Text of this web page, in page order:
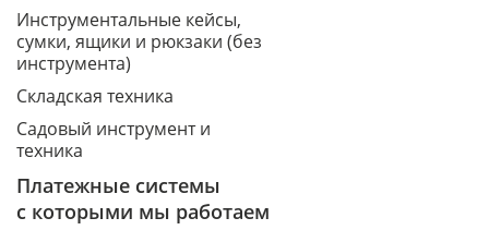
Инструментальные кейсы,
сумки, ящики и рюкзаки (без
инструмента)
Складская техника
Садовый инструмент и
техника
Платежные системы
с которыми мы работаем